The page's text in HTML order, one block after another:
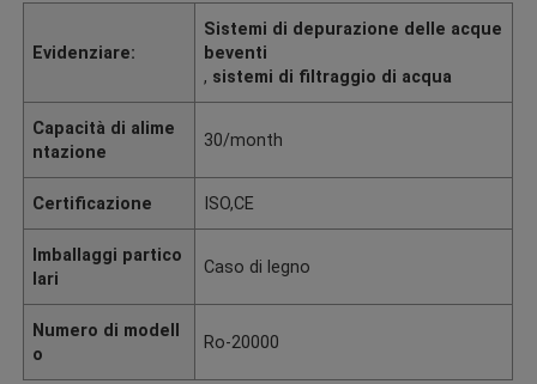
Evidenziare:
Sistemi di depurazione delle acque
beventi
, sistemi di filtraggio di acqua
Capacità di alime
ntazione
30/month
Certificazione ISO,CE
Imballaggi partico
lari
Caso di legno
Numero di modell
o
Ro-20000